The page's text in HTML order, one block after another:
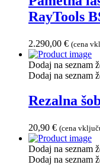
RayTools
2.290,00 € (cena
Dodaj na seznam
Dodaj na seznam
Rezalna
20,90 € (cena
Dodaj na seznam
Dodaj na seznam